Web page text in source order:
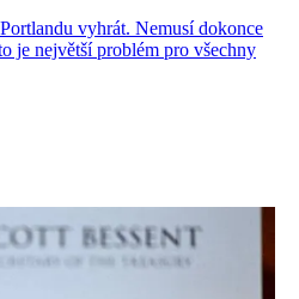
vyhrát. Nemusí dokonce
je největší problém pro všechny